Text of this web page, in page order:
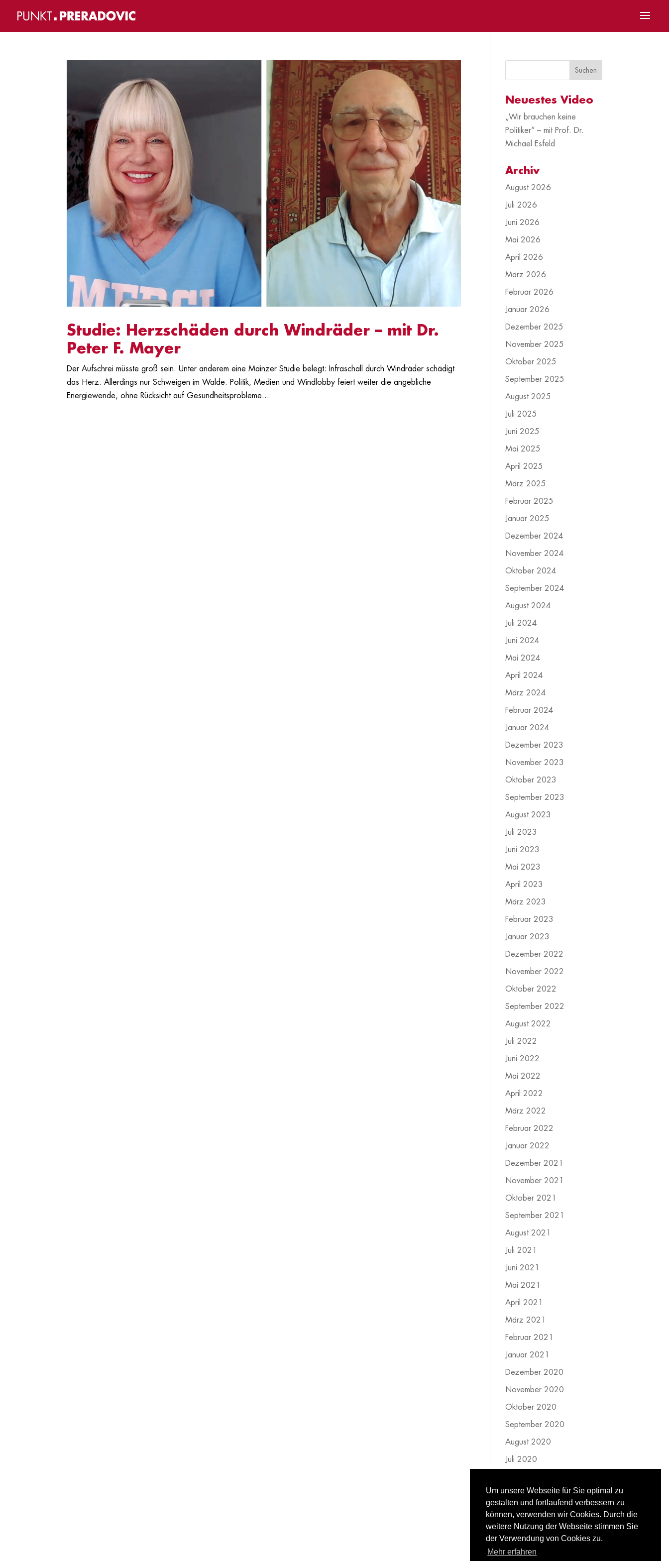
Studie: Herzschäden durch Windräder – mit Dr.
Peter F. Mayer
Der Aufschrei müsste groß sein. Unter anderem eine Mainzer Studie belegt: Infraschall durch Windräder schädigt
das Herz. Allerdings nur Schweigen im Walde. Politik, Medien und Windlobby feiert weiter die angebliche
Energiewende, ohne Rücksicht auf Gesundheitsprobleme...
Neuestes Video
„Wir brauchen keine
Politiker“ – mit Prof. Dr.
Michael Esfeld
Archiv
August 2026
Juli 2026
Juni 2026
Mai 2026
April 2026
März 2026
Februar 2026
Januar 2026
Dezember 2025
November 2025
Oktober 2025
September 2025
August 2025
Juli 2025
Juni 2025
Mai 2025
April 2025
März 2025
Februar 2025
Januar 2025
Dezember 2024
November 2024
Oktober 2024
September 2024
August 2024
Juli 2024
Juni 2024
Mai 2024
April 2024
März 2024
Februar 2024
Januar 2024
Dezember 2023
November 2023
Oktober 2023
September 2023
August 2023
Juli 2023
Juni 2023
Mai 2023
April 2023
März 2023
Februar 2023
Januar 2023
Dezember 2022
November 2022
Oktober 2022
September 2022
August 2022
Juli 2022
Juni 2022
Mai 2022
April 2022
März 2022
Februar 2022
Januar 2022
Dezember 2021
November 2021
Oktober 2021
September 2021
August 2021
Juli 2021
Juni 2021
Mai 2021
April 2021
März 2021
Februar 2021
Januar 2021
Dezember 2020
November 2020
Oktober 2020
September 2020
August 2020
Juli 2020
Mai 2020
April 2020
März 2020
Um unsere Webseite für Sie optimal zu
gestalten und fortlaufend verbessern zu
können, verwenden wir Cookies. Durch die
weitere Nutzung der Webseite stimmen Sie
der Verwendung von Cookies zu.
Mehr erfahren